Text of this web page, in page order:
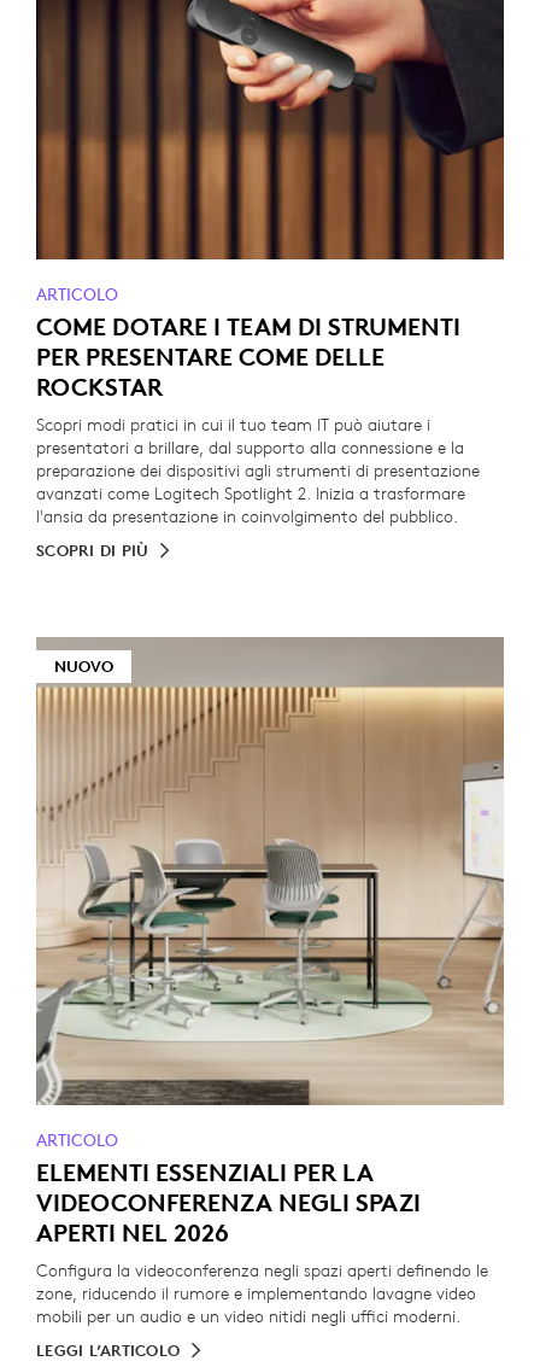
ARTICOLO
COME DOTARE I TEAM DI STRUMENTI
PER PRESENTARE COME DELLE
ROCKSTAR
Scopri modi pratici in cui il tuo team IT può aiutare i
presentatori a brillare, dal supporto alla connessione e la
preparazione dei dispositivi agli strumenti di presentazione
avanzati come Logitech Spotlight 2. Inizia a trasformare
l'ansia da presentazione in coinvolgimento del pubblico.
SCOPRI DI PIÙ
NUOVO
ARTICOLO
ELEMENTI ESSENZIALI PER LA
VIDEOCONFERENZA NEGLI SPAZI
APERTI NEL 2026
Configura la videoconferenza negli spazi aperti definendo le
zone, riducendo il rumore e implementando lavagne video
mobili per un audio e un video nitidi negli uffici moderni.
LEGGI L’ARTICOLO